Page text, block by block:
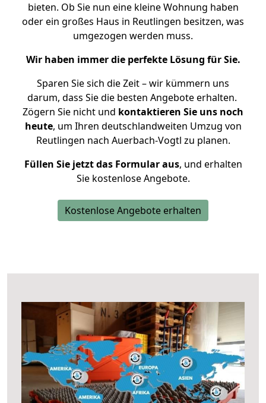
bieten. Ob Sie nun eine kleine Wohnung haben
oder ein großes Haus in Reutlingen besitzen, was
umgezogen werden muss.
Wir haben immer die perfekte Lösung für Sie.
Sparen Sie sich die Zeit – wir kümmern uns
darum, dass Sie die besten Angebote erhalten.
Zögern Sie nicht und kontaktieren Sie uns noch
heute, um Ihren deutschlandweiten Umzug von
Reutlingen nach Auerbach-Vogtl zu planen.
Füllen Sie jetzt das Formular aus, und erhalten
Sie kostenlose Angebote.
Kostenlose Angebote erhalten